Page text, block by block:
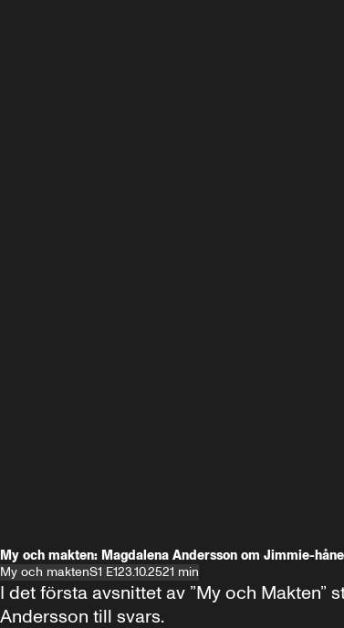
My och makten: Magdalena Andersson om Jimmie-
My och maktenS1 E123.10.2521 min
I det första avsnittet av ”My och
Andersson till svars.